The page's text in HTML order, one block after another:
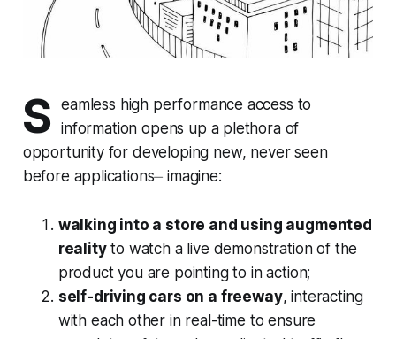
S
eamless high performance access to
information opens up a plethora of
opportunity for developing new, never seen
before applications⏤ imagine:
walking into a store and using augmented
realityto watch a live demonstration of the
product you are pointing to in action;
self-driving cars on a freeway, interacting
with each other in real-time to ensure